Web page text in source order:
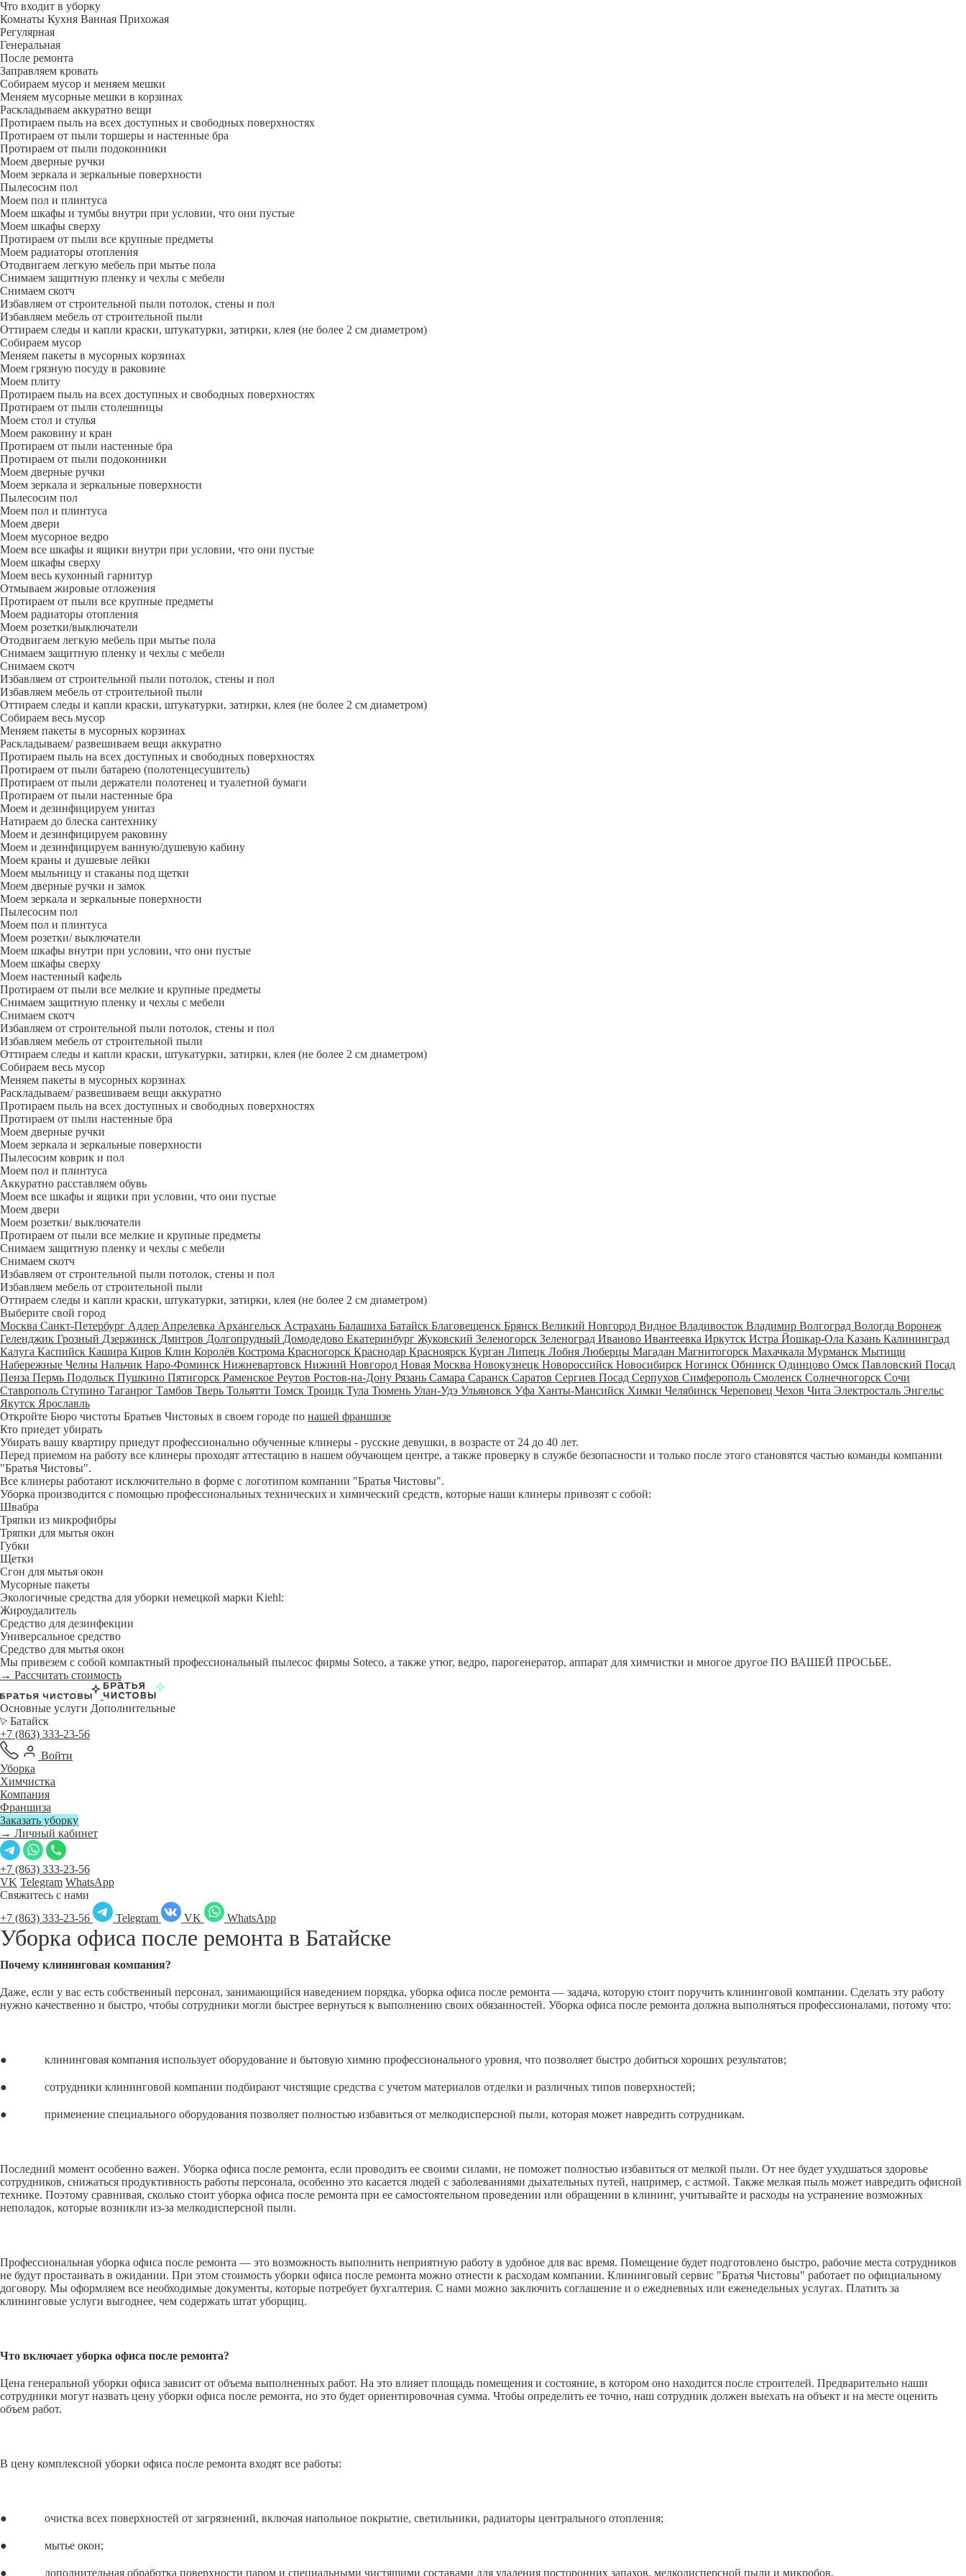
Что входит в уборку
Регу­лярная
Гене­ральная
После ремонта
Заправляем кровать
Собираем мусор и меняем мешки
Меняем мусорные мешки в корзинах
Раскладываем аккуратно вещи
Протираем пыль на всех доступных и свободных поверхностях
Протираем от пыли торшеры и настенные бра
Протираем от пыли подоконники
Моем дверные ручки
Моем зеркала и зеркальные поверхности
Пылесосим пол
Моем пол и плинтуса
Моем шкафы и тумбы внутри при условии, что они пустые
Моем шкафы сверху
Протираем от пыли все крупные предметы
Моем радиаторы отопления
Отодвигаем легкую мебель при мытье пола
Снимаем защитную пленку и чехлы с мебели
Снимаем скотч
Избавляем от строительной пыли потолок, стены и пол
Избавляем мебель от строительной пыли
Оттираем следы и капли краски, штукатурки, затирки, клея (не более 2 см диаметром)
Собираем мусор
Меняем пакеты в мусорных корзинах
Моем грязную посуду в раковине
Моем плиту
Протираем пыль на всех доступных и свободных поверхностях
Протираем от пыли столешницы
Моем стол и стулья
Моем раковину и кран
Протираем от пыли настенные бра
Протираем от пыли подоконники
Моем дверные ручки
Моем зеркала и зеркальные поверхности
Пылесосим пол
Моем пол и плинтуса
Моем двери
Моем мусорное ведро
Моем все шкафы и ящики внутри при условии, что они пустые
Моем шкафы сверху
Моем весь кухонный гарнитур
Отмываем жировые отложения
Протираем от пыли все крупные предметы
Моем радиаторы отопления
Моем розетки/выключатели
Отодвигаем легкую мебель при мытье пола
Снимаем защитную пленку и чехлы с мебели
Снимаем скотч
Избавляем от строительной пыли потолок, стены и пол
Избавляем мебель от строительной пыли
Оттираем следы и капли краски, штукатурки, затирки, клея (не более 2 см диаметром)
Собираем весь мусор
Меняем пакеты в мусорных корзинах
Раскладываем/ развешиваем вещи аккуратно
Протираем пыль на всех доступных и свободных поверхностях
Протираем от пыли батарею (полотенцесушитель)
Протираем от пыли держатели полотенец и туалетной бумаги
Протираем от пыли настенные бра
Моем и дезинфицируем унитаз
Натираем до блеска сантехнику
Моем и дезинфицируем раковину
Моем и дезинфицируем ванную/душевую кабину
Моем краны и душевые лейки
Моем мыльницу и стаканы под щетки
Моем дверные ручки и замок
Моем зеркала и зеркальные поверхности
Пылесосим пол
Моем пол и плинтуса
Моем розетки/ выключатели
Моем шкафы внутри при условии, что они пустые
Моем шкафы сверху
Моем настенный кафель
Протираем от пыли все мелкие и крупные предметы
Снимаем защитную пленку и чехлы с мебели
Снимаем скотч
Избавляем от строительной пыли потолок, стены и пол
Избавляем мебель от строительной пыли
Оттираем следы и капли краски, штукатурки, затирки, клея (не более 2 см диаметром)
Собираем весь мусор
Меняем пакеты в мусорных корзинах
Раскладываем/ развешиваем вещи аккуратно
Протираем пыль на всех доступных и свободных поверхностях
Протираем от пыли настенные бра
Моем дверные ручки
Моем зеркала и зеркальные поверхности
Пылесосим коврик и пол
Моем пол и плинтуса
Аккуратно расставляем обувь
Моем все шкафы и ящики при условии, что они пустые
Моем двери
Моем розетки/ выключатели
Протираем от пыли все мелкие и крупные предметы
Снимаем защитную пленку и чехлы с мебели
Снимаем скотч
Избавляем от строительной пыли потолок, стены и пол
Избавляем мебель от строительной пыли
Оттираем следы и капли краски, штукатурки, затирки, клея (не более 2 см диаметром)
Выберите свой город
Москва Санкт-Петербург Адлер Апрелевка Архангельск Астрахань Балашиха Батайск Благовещенск Брянск Великий Новгород Видное Владивосток Владимир Волгоград Вологда Воронеж
Геленджик Грозный Дзержинск Дмитров Долгопрудный Домодедово Екатеринбург Жуковский Зеленогорск Зеленоград Иваново Ивантеевка Иркутск Истра Йошкар-Ола Казань Калининград
Калуга Каспийск Кашира Киров Клин Королёв Кострома Красногорск Краснодар Красноярск Курган Липецк Лобня Люберцы Магадан Магнитогорск Махачкала Мурманск Мытищи
Набережные Челны Нальчик Наро-Фоминск Нижневартовск Нижний Новгород Новая Москва Новокузнецк Новороссийск Новосибирск Ногинск Обнинск Одинцово Омск Павловский Посад
Пенза Пермь Подольск Пушкино Пятигорск Раменское Реутов Ростов-на-Дону Рязань Самара Саранск Саратов Сергиев Посад Серпухов Симферополь Смоленск Солнечногорск Сочи
Ставрополь Ступино Таганрог Тамбов Тверь Тольятти Томск Троицк Тула Тюмень Улан-Удэ Ульяновск Уфа Ханты-Мансийск Химки Челябинск Череповец Чехов Чита Электросталь Энгельс
Якутск Ярославль
Откройте Бюро чистоты Братьев Чистовых в своем городе по нашей франшизе
Кто приедет убирать
Убирать вашу квартиру приедут профессионально обученные клинеры - русские девушки, в возрасте от 24 до 40 лет.
Перед приемом на работу все клинеры проходят аттестацию в нашем обучающем центре, а также проверку в службе безопасности и только после этого становятся частью команды компании
"Братья Чистовы".
Все клинеры работают исключительно в форме с логотипом компании "Братья Чистовы".
Уборка производится с помощью профессиональных технических и химический средств, которые наши клинеры привозят с собой:
Швабра
Тряпки из микрофибры
Тряпки для мытья окон
Губки
Щетки
Сгон для мытья окон
Мусорные пакеты
Экологичные средства для уборки немецкой марки Kiehl:
Жироудалитель
Средство для дезинфекции
Универсальное средство
Средство для мытья окон
Мы привезем с собой компактный профессиональный пылесос фирмы Soteco, а также утюг, ведро, парогенератор, аппарат для химчистки и многое другое ПО ВАШЕЙ ПРОСЬБЕ.
→ Рассчитать стоимость
Основные услуги Дополнительные
Батайск
+7 (863) 333-23-56
Войти
Уборка
Химчистка
Компания
Франшиза
Заказать уборку
→ Личный кабинет
+7 (863) 333-23-56
VK Telegram WhatsApp
Свяжитесь с нами
+7 (863) 333-23-56
Telegram VK WhatsApp
Уборка офиса после ремонта в Батайске
Почему клининговая компания?
Даже, если у вас есть собственный персонал, занимающийся наведением порядка, уборка офиса после ремонта — задача, которую стоит поручить клининговой компании. Сделать эту работу
нужно качественно и быстро, чтобы сотрудники могли быстрее вернуться к выполнению своих обязанностей. Уборка офиса после ремонта должна выполняться профессионалами, потому что:
● клининговая компания использует оборудование и бытовую химию профессионального уровня, что позволяет быстро добиться хороших результатов;
● сотрудники клининговой компании подбирают чистящие средства с учетом материалов отделки и различных типов поверхностей;
● применение специального оборудования позволяет полностью избавиться от мелкодисперсной пыли, которая может навредить сотрудникам.
Последний момент особенно важен. Уборка офиса после ремонта, если проводить ее своими силами, не поможет полностью избавиться от мелкой пыли. От нее будет ухудшаться здоровье
сотрудников, снижаться продуктивность работы персонала, особенно это касается людей с заболеваниями дыхательных путей, например, с астмой. Также мелкая пыль может навредить офисной
технике. Поэтому сравнивая, сколько стоит уборка офиса после ремонта при ее самостоятельном проведении или обращении в клининг, учитывайте и расходы на устранение возможных
неполадок, которые возникли из-за мелкодисперсной пыли.
Профессиональная уборка офиса после ремонта — это возможность выполнить неприятную работу в удобное для вас время. Помещение будет подготовлено быстро, рабочие места сотрудников
не будут простаивать в ожидании. При этом стоимость уборки офиса после ремонта можно отнести к расходам компании. Клининговый сервис "Братья Чистовы" работает по официальному
договору. Мы оформляем все необходимые документы, которые потребует бухгалтерия. С нами можно заключить соглашение и о ежедневных или еженедельных услугах. Платить за
клининговые услуги выгоднее, чем содержать штат уборщиц.
Что включает уборка офиса после ремонта?
Цена генеральной уборки офиса зависит от объема выполненных работ. На это влияет площадь помещения и состояние, в котором оно находится после строителей. Предварительно наши
сотрудники могут назвать цену уборки офиса после ремонта, но это будет ориентировочная сумма. Чтобы определить ее точно, наш сотрудник должен выехать на объект и на месте оценить
объем работ.
В цену комплексной уборки офиса после ремонта входят все работы:
● очистка всех поверхностей от загрязнений, включая напольное покрытие, светильники, радиаторы центрального отопления;
● мытье окон;
● дополнительная обработка поверхности паром и специальными чистящими составами для удаления посторонних запахов, мелкодисперсной пыли и микробов.